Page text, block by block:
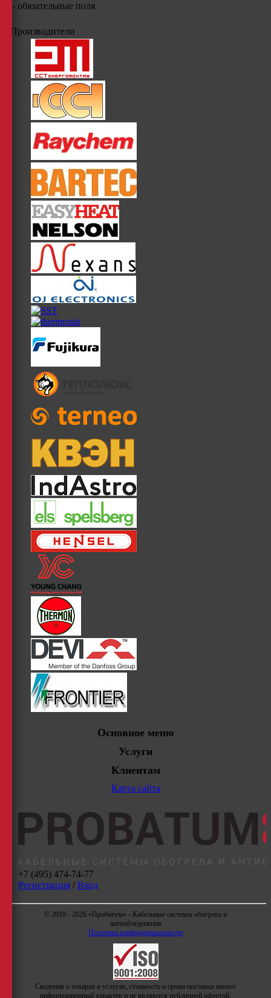
- обязательные поля
Производители
Основное меню
Услуги
Клиентам
Карта сайта
+7 (495) 474-74-77
Регистрация/ Вход
© 2010 - 2026 «Пробатум» - Кабельные системы обогрева и
антиобледенения
Политика конфиденциальности
Сведения о товарах и услугах, стоимость и сроки поставки имеют
информационный характер и не являются публичной офертой,